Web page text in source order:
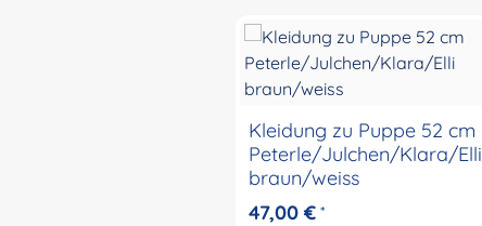
Kleidung zu Puppe 52 cm
Peterle/Julchen/Klara/Elli
braun/weiss
47,00 € *